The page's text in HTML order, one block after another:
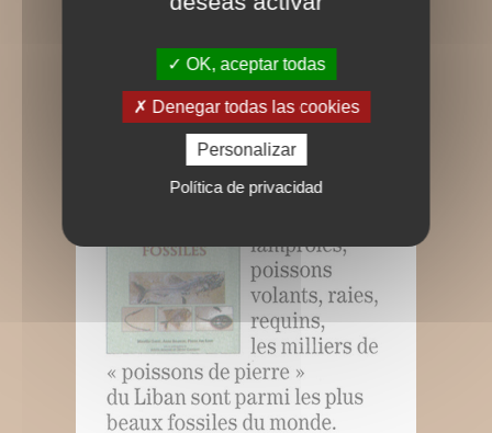
OK, aceptar todas
Denegar todas las cookies
Personalizar
Política de privacidad